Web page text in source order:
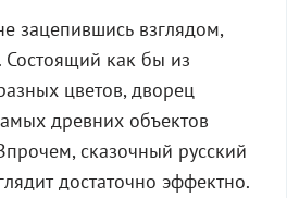
зацепившись взглядом,
как бы из
цветов, дворец
древних объектов
сказочный русский
достаточно эффектно.